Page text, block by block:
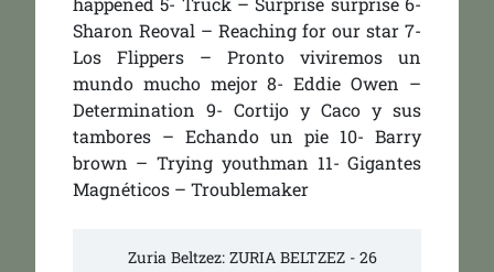
Sharon Reoval – Reaching for our star 7-
Los Flippers – Pronto viviremos un
mundo mucho mejor 8- Eddie Owen –
Determination 9- Cortijo y Caco y sus
tambores – Echando un pie 10- Barry
brown – Trying youthman 11- Gigantes
Magnéticos – Troublemaker
Zuria Beltzez: ZURIA BELTZEZ - 26